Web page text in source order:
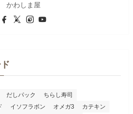
かわしま屋
だしパック
ちらし寿司
イソフラボン オメガ3
カテキン